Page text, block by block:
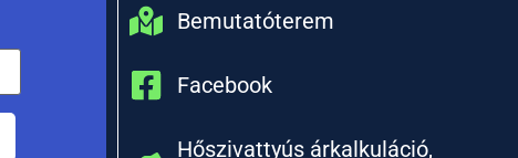
Bemutatóterem
Facebook
Hőszivattyús árkalkuláció,